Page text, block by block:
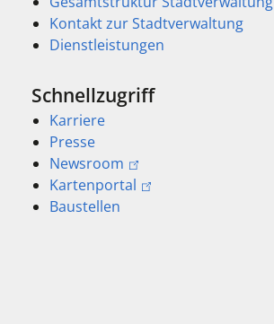
Kontakt zur Stadtverwaltung
Dienstleistungen
Schnellzugriff
Karriere
Presse
Newsroom
Kartenportal
Baustellen